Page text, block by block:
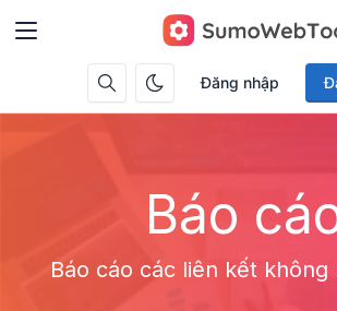
Đăng nhập
Báo
Báo cáo các liên kết không